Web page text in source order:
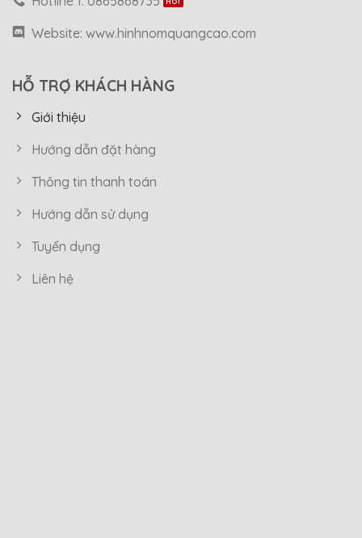
Website: www.hinhnomquangcao.com
HỖ TRỢ KHÁCH HÀNG
Giới thiệu
Hướng dẫn đặt hàng
Thông tin thanh toán
Hướng dẫn sử dụng
Tuyển dụng
Liên hệ